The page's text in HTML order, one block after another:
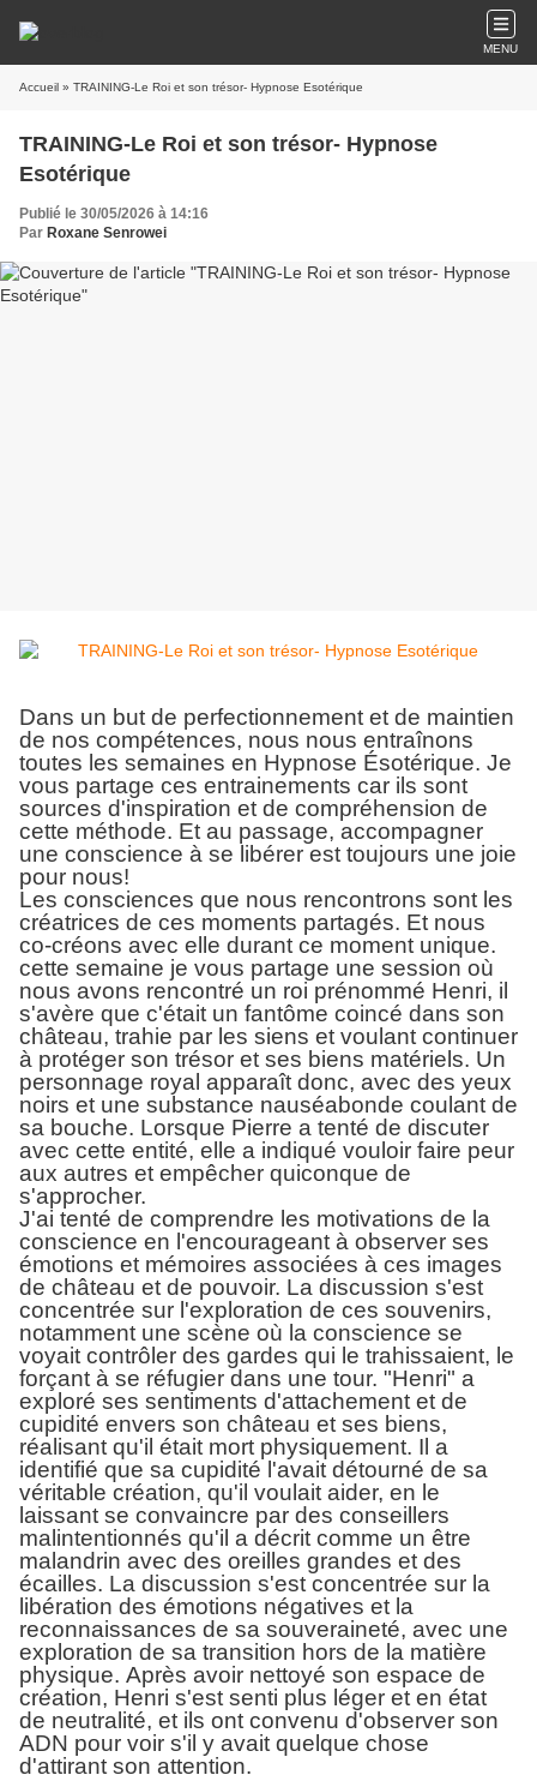
MENU
Accueil » TRAINING-Le Roi et son trésor- Hypnose Esotérique
TRAINING-Le Roi et son trésor- Hypnose
Esotérique
Publié le 30/05/2026 à 14:16
Par Roxane Senrowei
Dans un but de perfectionnement et de maintien
de nos compétences, nous nous entraînons
toutes les semaines en Hypnose Ésotérique. Je
vous partage ces entrainements car ils sont
sources d'inspiration et de compréhension de
cette méthode. Et au passage, accompagner
une conscience à se libérer est toujours une joie
pour nous!
Les consciences que nous rencontrons sont les
créatrices de ces moments partagés. Et nous
co-créons avec elle durant ce moment unique.
cette semaine je vous partage une session où
nous avons rencontré un roi prénommé Henri, il
s'avère que c'était un fantôme coincé dans son
château, trahie par les siens et voulant continuer
à protéger son trésor et ses biens matériels. Un
personnage royal apparaît donc, avec des yeux
noirs et une substance nauséabonde coulant de
sa bouche. Lorsque Pierre a tenté de discuter
avec cette entité, elle a indiqué vouloir faire peur
aux autres et empêcher quiconque de
s'approcher.
J'ai tenté de comprendre les motivations de la
conscience en l'encourageant à observer ses
émotions et mémoires associées à ces images
de château et de pouvoir. La discussion s'est
concentrée sur l'exploration de ces souvenirs,
notamment une scène où la conscience se
voyait contrôler des gardes qui le trahissaient, le
forçant à se réfugier dans une tour. "Henri" a
exploré ses sentiments d'attachement et de
cupidité envers son château et ses biens,
réalisant qu'il était mort physiquement. Il a
identifié que sa cupidité l'avait détourné de sa
véritable création, qu'il voulait aider, en le
laissant se convaincre par des conseillers
malintentionnés qu'il a décrit comme un être
malandrin avec des oreilles grandes et des
écailles. La discussion s'est concentrée sur la
libération des émotions négatives et la
reconnaissances de sa souveraineté, avec une
exploration de sa transition hors de la matière
physique. Après avoir nettoyé son espace de
création, Henri s'est senti plus léger et en état
de neutralité, et ils ont convenu d'observer son
ADN pour voir s'il y avait quelque chose
d'attirant son attention.